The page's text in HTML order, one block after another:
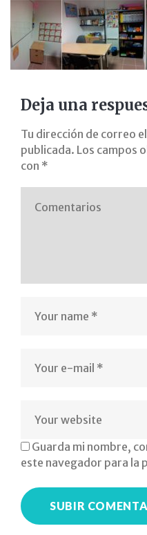
aula
primaria
avanza
con
pimile
gabinete
pt
psicologo
profesor
espacio
accesible
funcional
Deja una
Tu dirección de correo
publicada. Los campos
con *
Guarda mi nombre,
este navegador para la